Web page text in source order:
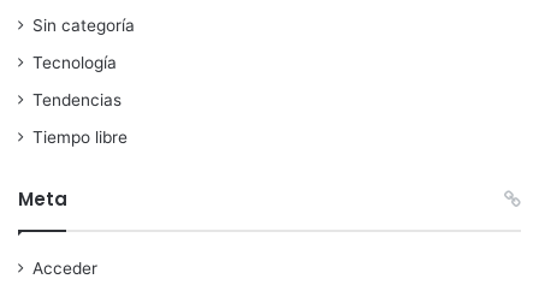
Sin categoría
Tecnología
Tendencias
Tiempo libre
Meta
Acceder